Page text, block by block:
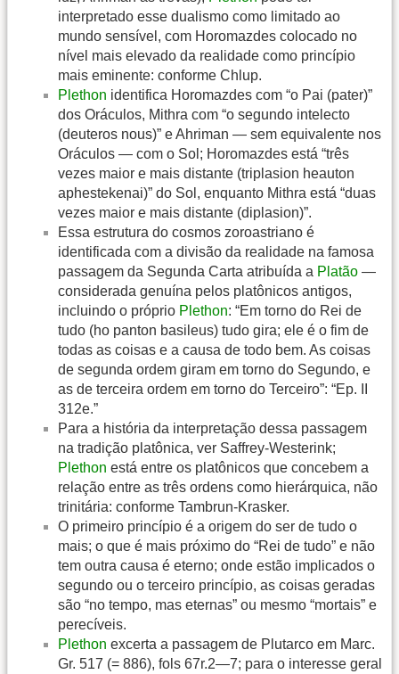
interpretado esse dualismo como limitado ao
mundo sensível, com Horomazdes colocado no
nível mais elevado da realidade como princípio
mais eminente: conforme Chlup.
Plethon identifica Horomazdes com “o Pai (pater)”
dos Oráculos, Mithra com “o segundo intelecto
(deuteros nous)” e Ahriman — sem equivalente nos
Oráculos — com o Sol; Horomazdes está “três
vezes maior e mais distante (triplasion heauton
aphestekenai)” do Sol, enquanto Mithra está “duas
vezes maior e mais distante (diplasion)”.
Essa estrutura do cosmos zoroastriano é
identificada com a divisão da realidade na famosa
passagem da Segunda Carta atribuída a Platão —
considerada genuína pelos platônicos antigos,
incluindo o próprio Plethon: “Em torno do Rei de
tudo (ho panton basileus) tudo gira; ele é o fim de
todas as coisas e a causa de todo bem. As coisas
de segunda ordem giram em torno do Segundo, e
as de terceira ordem em torno do Terceiro”: “Ep. II
312e.”
Para a história da interpretação dessa passagem
na tradição platônica, ver Saffrey-Westerink;
Plethon está entre os platônicos que concebem a
relação entre as três ordens como hierárquica, não
trinitária: conforme Tambrun-Krasker.
O primeiro princípio é a origem do ser de tudo o
mais; o que é mais próximo do “Rei de tudo” e não
tem outra causa é eterno; onde estão implicados o
segundo ou o terceiro princípio, as coisas geradas
são “no tempo, mas eternas” ou mesmo “mortais” e
perecíveis.
Plethon excerta a passagem de Plutarco em Marc.
Gr. 517 (= 886), fols 67r.2—7; para o interesse geral